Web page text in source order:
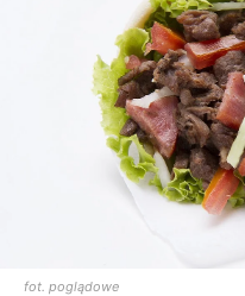
fot. poglądowe